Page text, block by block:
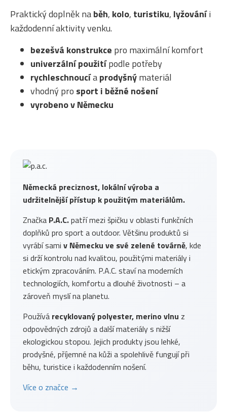
Německá preciznost, lokální výroba a
udržitelnější přístup k použitým materiálům.
Značka P.A.C.patří mezi špičku v oblasti funkčních
doplňků pro sport a outdoor. Většinu produktů si
vyrábí sami v Německu ve své zelené továrně, kde
si drží kontrolu nad kvalitou, použitými materiály i
etickým zpracováním. P.A.C. staví na moderních
technologiích, komfortu a dlouhé životnosti – a
zároveň myslí na planetu.
Používá recyklovaný polyester, merino vlnu z
odpovědných zdrojů a další materiály s nižší
ekologickou stopou. Jejich produkty jsou lehké,
prodyšné, příjemné na kůži a spolehlivě fungují při
běhu, turistice i každodenním nošení.
Více o značce →
Praktický doplněk naběh, kolo, turistiku, lyžováníi
každodenní aktivity venku.
bezešvá konstrukce pro maximální komfort
univerzální použitípodle potřeby
rychleschnoucíaprodyšnýmateriál
vhodný pro sport i běžné nošení
vyrobeno v Německu